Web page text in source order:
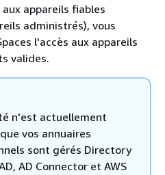
appareils fiables
administrés), vous
l'accès aux appareils
valides.
n'est actuellement
vos annuaires
sont gérés Directory
AD Connector et AWS